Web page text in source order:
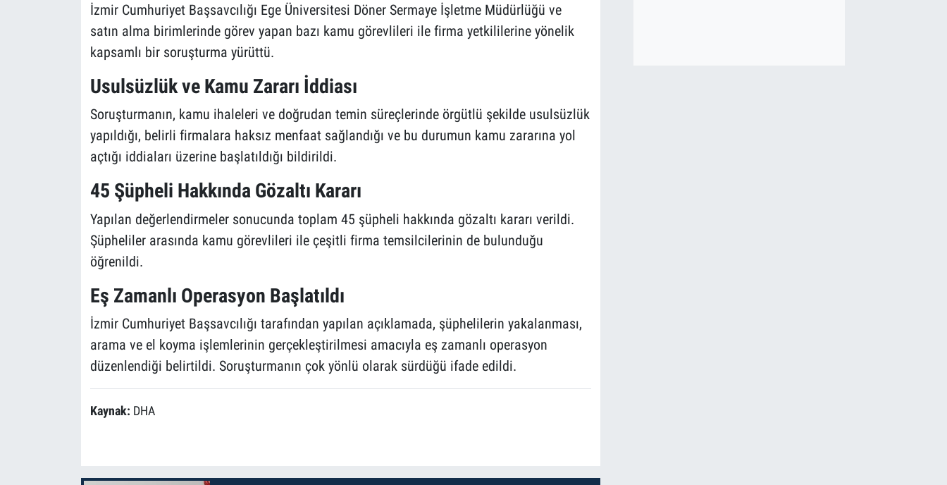
İzmir Cumhuriyet Başsavcılığı Ege Üniversitesi Döner Sermaye İşletme Müdürlüğü ve
satın alma birimlerinde görev yapan bazı kamu görevlileri ile firma yetkililerine yönelik
kapsamlı bir soruşturma yürüttü.
Usulsüzlük ve Kamu Zararı İddiası
Soruşturmanın, kamu ihaleleri ve doğrudan temin süreçlerinde örgütlü şekilde usulsüzlük
yapıldığı, belirli firmalara haksız menfaat sağlandığı ve bu durumun kamu zararına yol
açtığı iddiaları üzerine başlatıldığı bildirildi.
45 Şüpheli Hakkında Gözaltı Kararı
Yapılan değerlendirmeler sonucunda toplam 45 şüpheli hakkında gözaltı kararı verildi.
Şüpheliler arasında kamu görevlileri ile çeşitli firma temsilcilerinin de bulunduğu
öğrenildi.
Eş Zamanlı Operasyon Başlatıldı
İzmir Cumhuriyet Başsavcılığı tarafından yapılan açıklamada, şüphelilerin yakalanması,
arama ve el koyma işlemlerinin gerçekleştirilmesi amacıyla eş zamanlı operasyon
düzenlendiği belirtildi. Soruşturmanın çok yönlü olarak sürdüğü ifade edildi.
Kaynak: DHA